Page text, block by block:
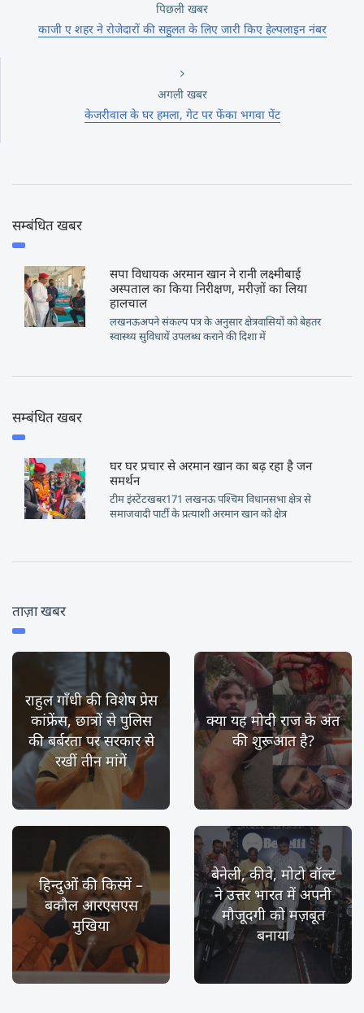
पिछली खबर
काजी ए शहर ने रोजेदारों की सहुलत के लिए जारी किए हेल्पलाइन नंबर
अगली खबर
केजरीवाल के घर हमला, गेट पर फेंका भगवा पेंट
सम्बंधित खबर
सपा विधायक अरमान खान ने रानी लक्ष्मीबाई
अस्पताल का किया निरीक्षण, मरीज़ों का लिया
हालचाल
लखनऊअपने संकल्प पत्र के अनुसार क्षेत्रवासियों को बेहतर
स्वास्थ्य सुविधायें उपलब्ध कराने की दिशा में
सम्बंधित खबर
घर घर प्रचार से अरमान खान का बढ़ रहा है जन
समर्थन
टीम इंस्टेंटखबर171 लखनऊ पश्चिम विधानसभा क्षेत्र से
समाजवादी पार्टी के प्रत्याशी अरमान खान को क्षेत्र
ताज़ा खबर
राहुल गाँधी की विशेष प्रेस
कांफ्रेंस, छात्रों से पुलिस
की बर्बरता पर सरकार से
रखीं तीन मांगें
क्या यह मोदी राज के अंत
की शुरूआत है?
हिन्दुओं की किस्में –
बकौल आरएसएस
मुखिया
बेनेली, कीवे, मोटो वॉल्ट
ने उत्तर भारत में अपनी
मौजूदगी को मज़बूत
बनाया